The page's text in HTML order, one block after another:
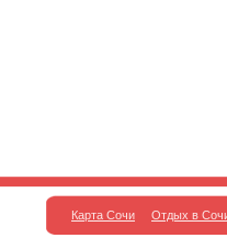
Карта Сочи Отдых в